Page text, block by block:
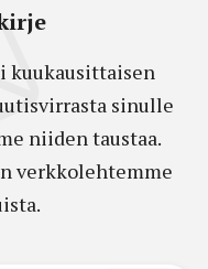
kuukausittaisen
sinulle
niiden taustaa.
verkkolehtemme